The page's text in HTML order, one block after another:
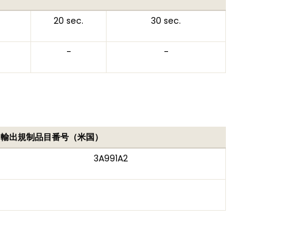
20 sec. 30 sec.
- -
輸出規制品目番号（米国）
3A991A2